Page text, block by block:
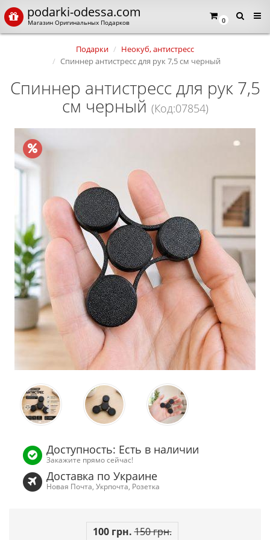
0
podarki-odessa.com
Магазин Оригинальных Подарков
Подарки
Неокуб, антистресс
Спиннер антистресс для рук 7,5 см черный
Спиннер антистресс для рук 7,5
см черный (Код:07854)
Доступность: Есть в наличии
Закажите прямо сейчас!
Доставка по Украине
Новая Почта, Укрпочта, Розетка
100 грн. 150 грн.